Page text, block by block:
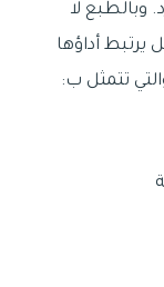
لا
أداؤها
تتمثل ب: